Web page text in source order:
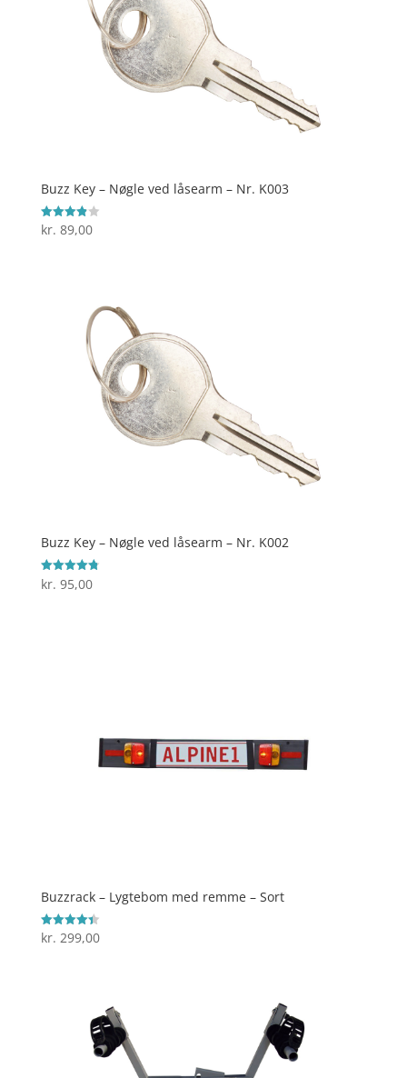
Buzz Key – Nøgle ved låsearm – Nr. K003
Vurderet
3.9
kr. 89,00
Buzz Key – Nøgle ved låsearm – Nr. K002
Vurderet
4.8
kr. 95,00
Buzzrack – Lygtebom med remme – Sort
Vurderet
4.4
kr. 299,00